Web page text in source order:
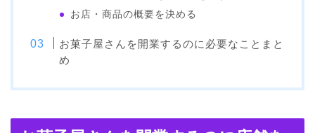
お店・商品の概要を決める
お菓子屋さんを開業するのに必要なことまと
め